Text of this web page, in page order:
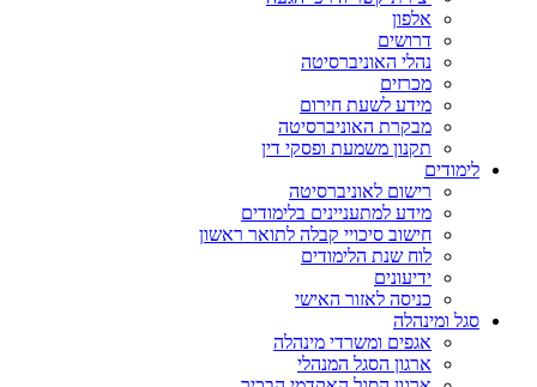
אלפון
דרושים
נהלי האוניברסיטה
מכרזים
מידע לשעת חירום
מבקרת האוניברסיטה
תקנון משמעת ופסקי דין
לימודים
רישום לאוניברסיטה
מידע למתעניינים בלימודים
חישוב סיכויי קבלה לתואר ראשון
לוח שנת הלימודים
ידיעונים
כניסה לאזור האישי
סגל ומינהלה
אגפים ומשרדי מינהלה
ארגון הסגל המנהלי